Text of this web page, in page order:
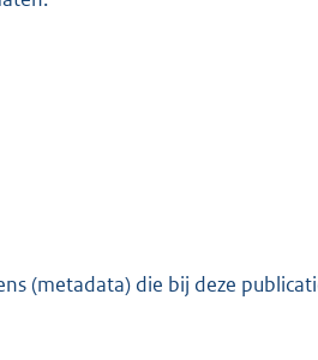
(metadata) die bij deze